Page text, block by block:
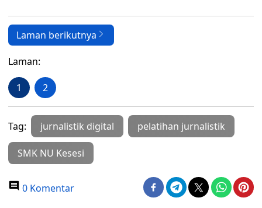
Laman berikutnya
Laman:
1 2
Tag: jurnalistik digital pelatihan jurnalistik
SMK NU Kesesi
0 Komentar